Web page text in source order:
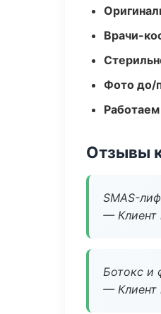
Врачи-
Фото до/
Отзывы
SMAS-
— Клиент
Ботокс и
— Клиент